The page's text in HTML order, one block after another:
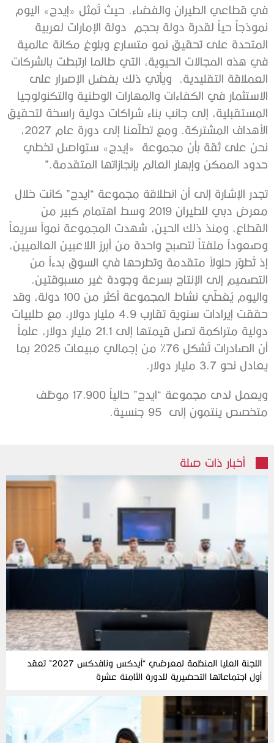
في قطاعي الطيران والفضاء. حيث تُمثل «إيدج» اليوم
نموذجاً حياً لقدرة دولة بحجم دولة الإمارات لعربية
المتحدة على تحقيق نمو متسارع وبلوغ مكانة عالمية
في هذه المجالات الحيوية، التي طالما ارتبطت بالشركات
العملاقة التقليدية. ويأتي ذلك بفضل الإصرار على
الاستثمار في الكفاءات والمهارات الوطنية والتكنولوجيا
المستقبلية، إلى جانب بناء شراكات دولية راسخة لتحقيق
الأهداف المشتركة. ومع تطلّعنا إلى دورة عام 2027،
نحن على ثقة بأن مجموعة «إيدج» ستواصل تخطي
حدود الممكن وإبهار العالم بإنجازاتها المتقدمة.”
تجدر الإشارة إلى أن انطلاقة مجموعة “ايدج” كانت خلال
معرض دبي للطيران 2019 وسط اهتمام كبير من
القطاع، ومنذ ذلك الحين، شهدت المجموعة نمواً سريعاً
وصعوداً ملفتاً لتصبح واحدة من أبرز اللاعبين العالميين،
إذ تُطوّر حلولاً متقدمة وتطرحها في السوق بدءاً من
التصميم إلى الإنتاج بسرعة وجودة غير مسبوقتين.
واليوم يُغطّي نشاط المجموعة أكثر من 100 دولة، وقد
حققت إيرادات سنوية تقارب 4.9 مليار دولار، مع طلبيات
دولية متراكمة تصل قيمتها إلى 21.1 مليار دولار، علماً
أن الصادرات تُشكل 76% من إجمالي مبيعات 2025 بما
يعادل نحو 3.7 مليار دولار.
ويعمل لدى مجموعة “ايدج” حالياً 17,900 موظف
متخصص ينتمون إلى 95 جنسية.
أخبار ذات صلة
اللجنة العليا المنظمة لمعرضي “آيدكس ونافدكس 2027” تعقد
أول اجتماعاتها التحضيرية للدورة الثامنة عشرة